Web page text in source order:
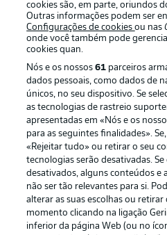
APLICATIVO DA
Oferecido por
cookies são, em parte, oriundos
Outras informações podem ser
Configurações de cookiesou nas
onde você também pode
cookies quan.
Nós e os nossos61 parceiros
dados pessoais, como dados de
únicos, no seu dispositivo. Se
as tecnologias de rastreio
apresentadas em «Nós e os
para as seguintes finalidades».
«Rejeitar tudo» ou retirar o seu
tecnologias serão desativadas.
desativados, alguns conteúdos e
não ser tão relevantes para si.
alterar as suas escolhas ou
momento clicando na ligação
inferior da página Web (ou no